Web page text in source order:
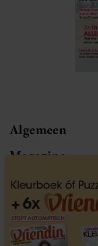
Algemeen
Magazine
Service
Vriendin
programma’s,
ontvangt voor
website wordt